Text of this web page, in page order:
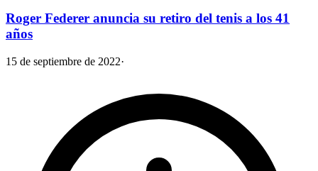
Roger Federer anuncia su retiro del tenis a los 41
años
15 de septiembre de 2022·